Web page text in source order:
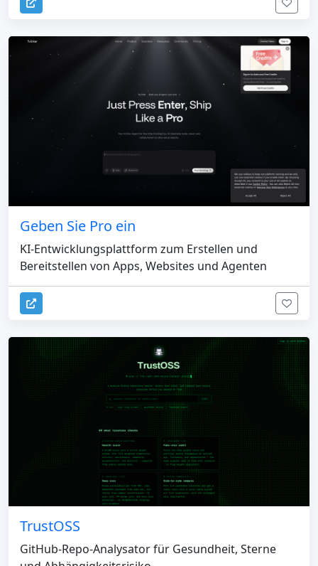
Geben Sie Pro ein
KI-Entwicklungsplattform zum Erstellen und
Bereitstellen von Apps, Websites und Agenten
TrustOSS
GitHub-Repo-Analysator für Gesundheit, Sterne